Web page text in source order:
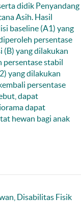
didik Penyandang
Asih. Hasil
baseline (A1) yang
persentase
(B) yang dilakukan
persentase stabil
yang dilakukan
persentase
dapat
dapat
hewan bagi anak
Disabilitas Fisik